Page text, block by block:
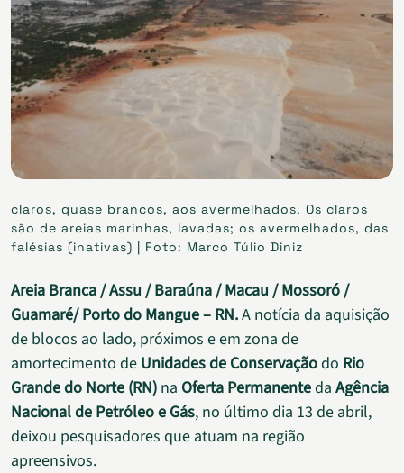
claros, quase brancos, aos avermelhados. Os claros
são de areias marinhas, lavadas; os avermelhados, das
falésias (inativas) | Foto: Marco Túlio Diniz
Areia Branca / Assu / Baraúna / Macau / Mossoró /
Guamaré/ Porto do Mangue – RN.A notícia da aquisição
de blocos ao lado, próximos e em zona de
amortecimento de Unidades de Conservaçãodo Rio
Grande do Norte (RN) na Oferta Permanenteda Agência
Nacional de Petróleo e Gás, no último dia 13 de abril,
deixou pesquisadores que atuam na região
apreensivos.